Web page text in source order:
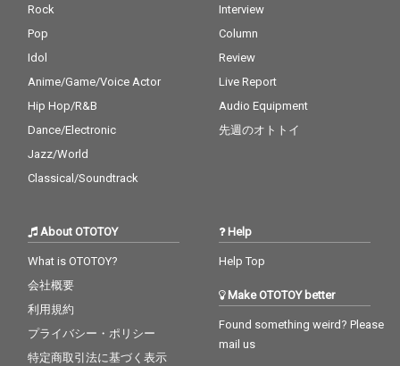
Rock
Pop
Idol
Anime/Game/Voice Actor
Hip Hop/R&B
Dance/Electronic
Jazz/World
Classical/Soundtrack
Interview
Column
Review
Live Report
Audio Equipment
先週のオトトイ
About OTOTOY
What is OTOTOY?
会社概要
利用規約
プライバシー・ポリシー
特定商取引法に基づく表示
Help
Help Top
Make OTOTOY better
Found something weird? Please
mail us